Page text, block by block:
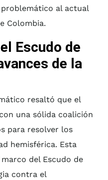
al actual
Colombia.
Escudo de
de la
resaltó que el
una sólida coalición
para resolver los
hemisférica. Esta
del Escudo de
contra el